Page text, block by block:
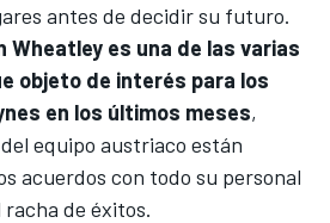
antes de decidir su futuro.
Wheatley es una de las varias
objeto de interés para los
en los últimos meses,
equipo austriaco están
acuerdos con todo su personal
de éxitos.